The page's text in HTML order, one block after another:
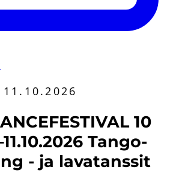
10
Tango-
- ja lavatanssit